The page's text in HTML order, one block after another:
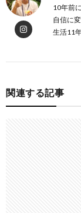
10年前
自信に
生活11
関連する記事